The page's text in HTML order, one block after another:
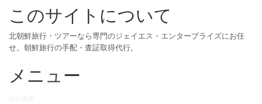
このサイトについて
北朝鮮旅行・ツアーなら専門のジェイエス・エンタープライズにお任
せ。朝鮮旅行の手配・査証取得代行。
メニュー